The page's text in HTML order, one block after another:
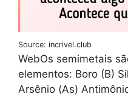
Source: incrivel.club
WebOs semimetais
elementos: Boro (B)
Arsênio (As)